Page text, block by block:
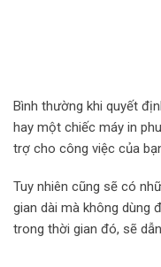
Bình thường khi quyết
hay một chiếc máy in
trợ cho công việc của
Tuy nhiên cũng sẽ có
gian dài mà không dùng
trong thời gian đó, sẽ